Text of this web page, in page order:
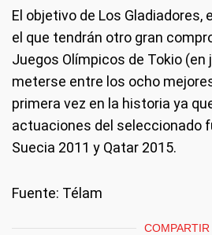
El objetivo de Los Gladiadores,
el que tendrán otro gran
Juegos Olímpicos de Tokio (en
meterse entre los ocho
primera vez en la historia ya
actuaciones del seleccionado
Suecia 2011 y Qatar 2015.
Fuente: Télam
COMPARTIR